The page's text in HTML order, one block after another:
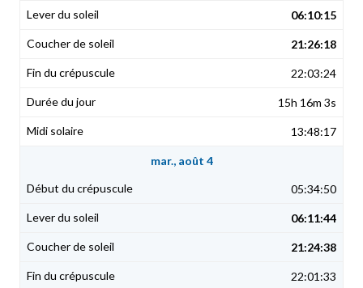
06:10:15
21:26:18
22:03:24
15h 16m 3s
13:48:17
mar., août 4
05:34:50
06:11:44
21:24:38
22:01:33